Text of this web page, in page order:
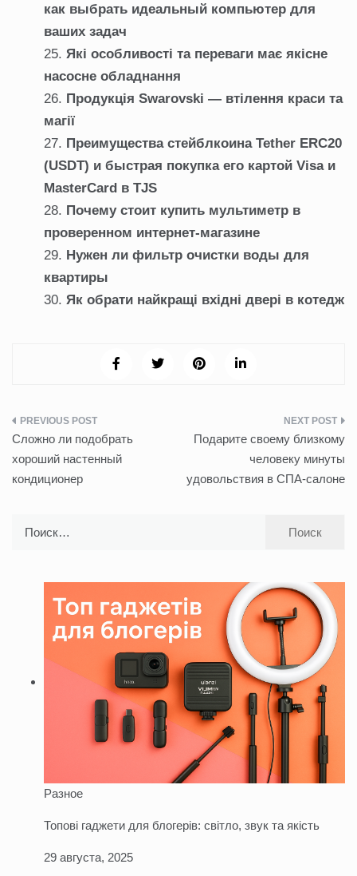
как выбрать идеальный компьютер для
ваших задач
Які особливості та переваги має якісне
насосне обладнання
Продукція Swarovski — втілення краси та
магії
Преимущества стейблкоина Tether ERC20
(USDT) и быстрая покупка его картой Visa и
MasterCard в TJS
Почему стоит купить мультиметр в
проверенном интернет-магазине
Нужен ли фильтр очистки воды для
квартиры
Як обрати найкращі вхідні двері в котедж
Навигация
по
записям
Сложно ли подобрать
хороший настенный
кондиционер
Подарите своему близкому
человеку минуты
удовольствия в СПА-салоне
Разное
Топові гаджети для блогерів: світло, звук та якість
29 августа, 2025